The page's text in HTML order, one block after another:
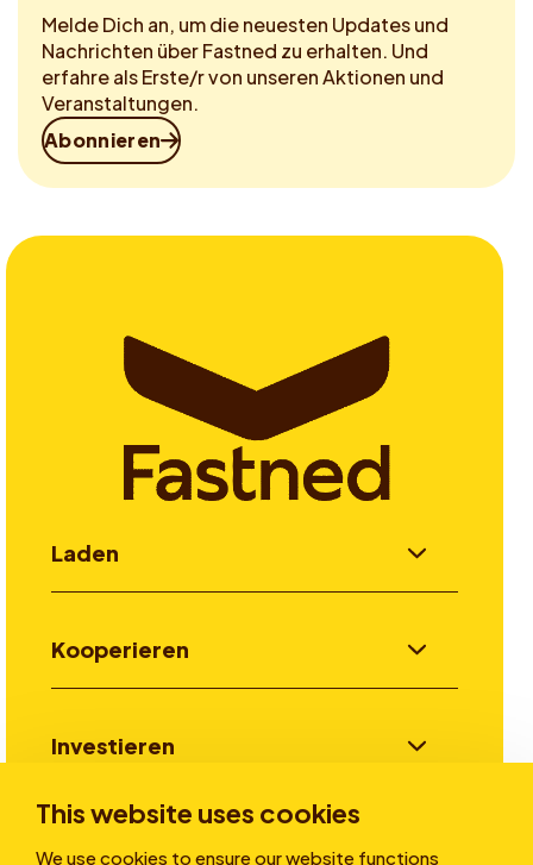
This website uses cookies
We use cookies to ensure our website functions
Melde Dich an, um die neuesten Updates und
Nachrichten über Fastned zu erhalten. Und
erfahre als Erste/r von unseren Aktionen und
Veranstaltungen.
Abonnieren
Laden
Kooperieren
Investieren